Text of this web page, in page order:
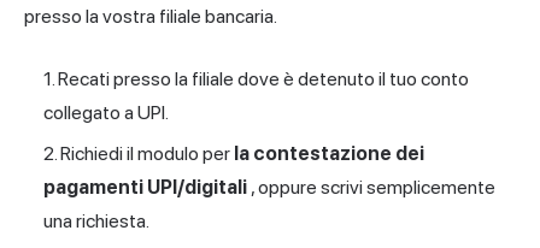
presso la vostra filiale bancaria.
Recati presso la filiale dove è detenuto il tuo conto
collegato a UPI.
Richiedi il modulo per la contestazione dei
pagamenti UPI/digitali , oppure scrivi semplicemente
una richiesta.